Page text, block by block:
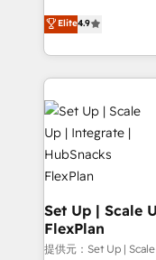
and CRM
Client/member
WooCommerce,
the difference —
can transform your
From HubSpot
developing a new
digital marketing;
results)! In short, our services include: - HubSpot
consultancy:
HubSpot
integrations -
marketing,
design We connect people, data and technology to
improve
people, exciting
ensure revenue
Elite4.9
Set Up | Scale
FlexPlan
提供元：Set Up |